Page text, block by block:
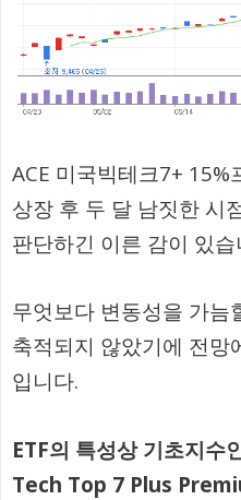
ACE 미국빅테크7+ 15%
상장 후 두 달 남짓한 시
판단하긴 이른 감이 있습
무엇보다 변동성을 가늠
축적되지 않았기에 전망
입니다.
ETF의 특성상 기초지
Tech Top 7 Plus